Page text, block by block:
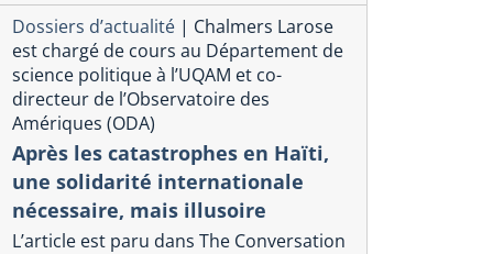
Dossiers d’actualité | Chalmers Larose
est chargé de cours au Département de
science politique à l’UQAM et co-
directeur de l’Observatoire des
Amériques (ODA)
Après les catastrophes en Haïti,
une solidarité internationale
nécessaire, mais illusoire
L’article est paru dans The Conversation